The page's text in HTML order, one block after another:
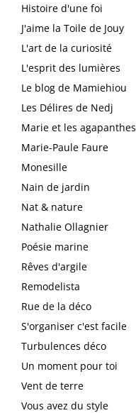
Histoire d'une foi
J'aime la Toile de Jouy
L'art de la curiosité
L'esprit des lumières
Le blog de Mamiehiou
Les Délires de Nedj
Marie et les agapanthes
Marie-Paule Faure
Monesille
Nain de jardin
Nat & nature
Nathalie Ollagnier
Poésie marine
Rêves d'argile
Remodelista
Rue de la déco
S'organiser c'est facile
Turbulences déco
Un moment pour toi
Vent de terre
Vous avez du style